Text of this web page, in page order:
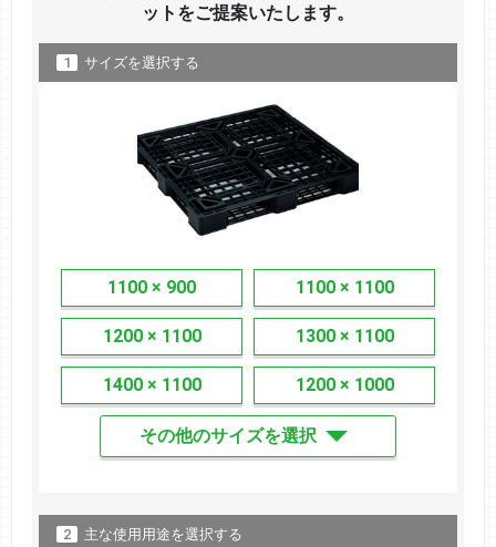
ットをご提案いたします。
1 サイズを選択する
1100 × 900 1100 × 1100
1200 × 1100 1300 × 1100
1400 × 1100 1200 × 1000
その他のサイズを選択
2 主な使用用途を選択する